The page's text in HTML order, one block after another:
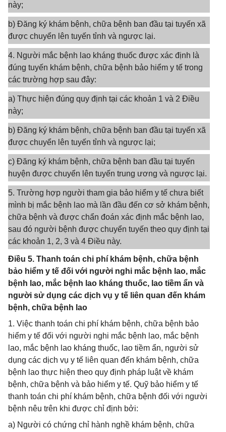
này;
b) Đăng ký khám bệnh, chữa bệnh ban đầu tại tuyến xã
được chuyển lên tuyến tỉnh và ngược lại.
4. Người mắc bệnh lao kháng thuốc được xác định là
đúng tuyến khám bệnh, chữa bệnh bảo hiểm y tế trong
các trường hợp sau đây:
a) Thực hiện đúng quy định tại các khoản 1 và 2 Điều
này;
b) Đăng ký khám bệnh, chữa bệnh ban đầu tại tuyến xã
được chuyển lên tuyến tỉnh và ngược lại;
c) Đăng ký khám bệnh, chữa bệnh ban đầu tại tuyến
huyện được chuyển lên tuyến trung ương và ngược lại.
5. Trường hợp người tham gia bảo hiểm y tế chưa biết
mình bị mắc bệnh lao mà lần đầu đến cơ sở khám bệnh,
chữa bệnh và được chẩn đoán xác định mắc bệnh lao,
sau đó người bệnh được chuyển tuyến theo quy định tại
các khoản 1, 2, 3 và 4 Điều này.
Điều 5. Thanh toán chi phí khám bệnh, chữa bệnh
bảo hiểm y tế đối với người nghi mắc bệnh lao, mắc
bệnh lao, mắc bệnh lao kháng thuốc, lao tiềm ẩn và
người sử dụng các dịch vụ y tế liên quan đến khám
bệnh, chữa bệnh lao
1. Việc thanh toán chi phí khám bệnh, chữa bệnh bảo
hiểm y tế đối với người nghi mắc bệnh lao, mắc bệnh
lao, mắc bệnh lao kháng thuốc, lao tiềm ẩn, người sử
dụng các dịch vụ y tế liên quan đến khám bệnh, chữa
bệnh lao thực hiện theo quy định pháp luật về khám
bệnh, chữa bệnh và bảo hiểm y tế. Quỹ bảo hiểm y tế
thanh toán chi phí khám bệnh, chữa bệnh đối với người
bệnh nêu trên khi được chỉ định bởi:
a) Người có chứng chỉ hành nghề khám bệnh, chữa